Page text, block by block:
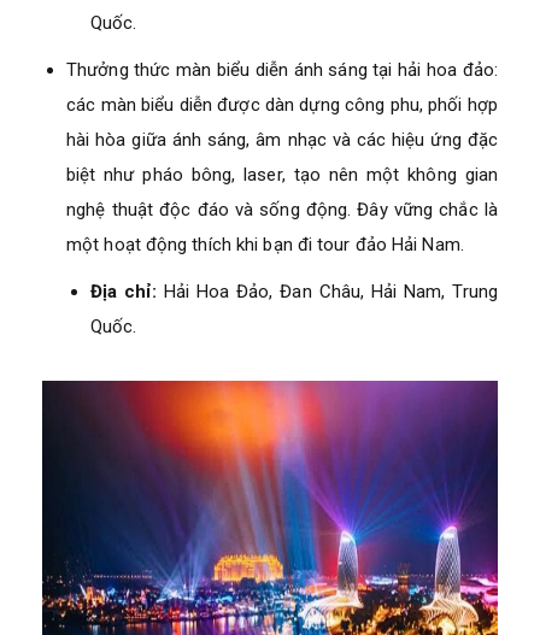
Quốc.
Thưởng thức màn biểu diễn ánh sáng tại hải hoa đảo:
các màn biểu diễn được dàn dựng công phu, phối hợp
hài hòa giữa ánh sáng, âm nhạc và các hiệu ứng đặc
biệt như pháo bông, laser, tạo nên một không gian
nghệ thuật độc đáo và sống động. Đây vững chắc là
một hoạt động thích khi bạn đi tour đảo Hải Nam.
Địa chỉ: Hải Hoa Đảo, Đan Châu, Hải Nam, Trung
Quốc.